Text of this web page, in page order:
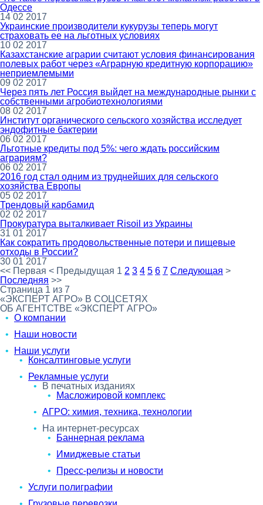
Одессе
14 02 2017
Украинские производители кукурузы теперь могут
страховать ее на льготных условиях
10 02 2017
Казахстанские аграрии считают условия финансирования
полевых работ через «Аграрную кредитную корпорацию»
неприемлемыми
09 02 2017
Через пять лет Россия выйдет на международные рынки с
собственными агробиотехнологиями
08 02 2017
Институт органического сельского хозяйства исследует
эндофитные бактерии
06 02 2017
Льготные кредиты под 5%: чего ждать российским
аграриям?
06 02 2017
2016 год стал одним из труднейших для сельского
хозяйства Европы
05 02 2017
Трендовый карбамид
02 02 2017
Прокуратура выталкивает Risoil из Украины
31 01 2017
Как сократить продовольственные потери и пищевые
отходы в России?
30 01 2017
<< Первая < Предыдущая 1 2 3 4 5 6 7 Следующая >
Последняя >>
Страница 1 из 7
«ЭКСПЕРТ АГРО» В СОЦСЕТЯХ
ОБ АГЕНТСТВЕ «ЭКСПЕРТ АГРО»
О компании
Наши новости
Наши услуги
Консалтинговые услуги
Рекламные услуги
В печатных изданиях
Масложировой комплекс
АГРО: химия, техника, технологии
На интернет-ресурсах
Баннерная реклама
Имиджевые статьи
Пресс-релизы и новости
Услуги полиграфии